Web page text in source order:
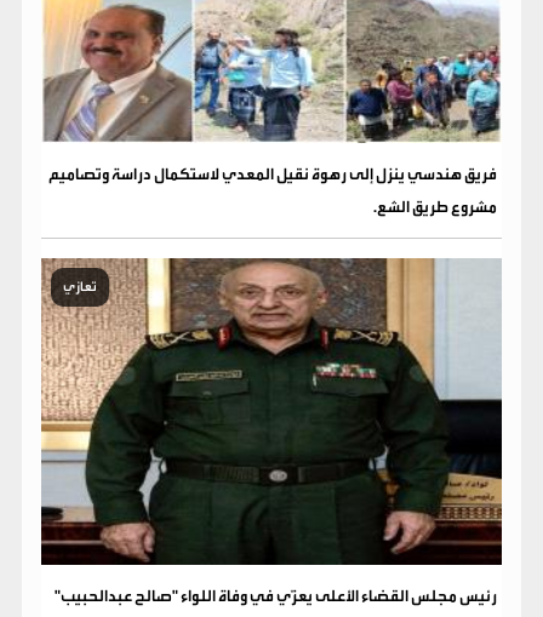
فريق هندسي ينزل إلى رهوة نقيل المعدي لاستكمال دراسة وتصاميم
مشروع طريق الشع.
تعازي
رئيس مجلس القضاء الأعلى يعزّي في وفاة اللواء "صالح عبدالحبيب"